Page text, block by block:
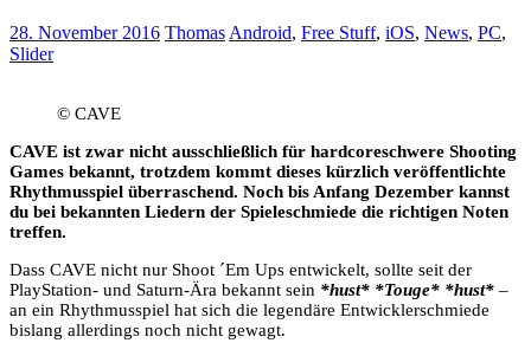
28. November 2016 Thomas Android, Free Stuff, iOS, News, PC,
Slider
© CAVE
CAVE ist zwar nicht ausschließlich für hardcoreschwere Shooting
Games bekannt, trotzdem kommt dieses kürzlich veröffentlichte
Rhythmusspiel überraschend. Noch bis Anfang Dezember kannst
du bei bekannten Liedern der Spieleschmiede die richtigen Noten
treffen.
Dass CAVE nicht nur Shoot ´Em Ups entwickelt, sollte seit der
PlayStation- und Saturn-Ära bekannt sein *hust* *Touge* *hust* –
an ein Rhythmusspiel hat sich die legendäre Entwicklerschmiede
bislang allerdings noch nicht gewagt.